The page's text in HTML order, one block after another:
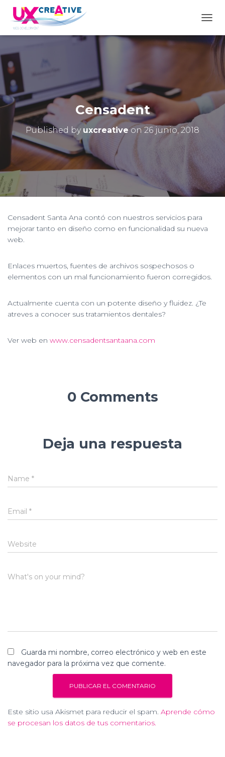
Censadent
Published by uxcreativeon 26 junio, 2018
Censadent Santa Ana contó con nuestros servicios para
mejorar tanto en diseño como en funcionalidad su nueva
web.
Enlaces muertos, fuentes de archivos sospechosos o
elementos con un mal funcionamiento fueron corregidos.
Actualmente cuenta con un potente diseño y fluidez. ¿Te
atreves a conocer sus tratamientos dentales?
Ver web en www.censadentsantaana.com
0 Comments
Deja una respuesta
Name *
Email *
Website
What's on your mind?
Guarda mi nombre, correo electrónico y web en este
navegador para la próxima vez que comente.
Este sitio usa Akismet para reducir el spam. Aprende cómo
se procesan los datos de tus comentarios.